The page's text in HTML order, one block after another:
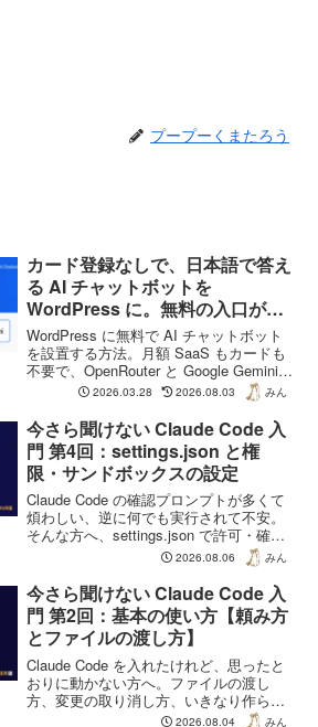
プープーくまたろう
カード登録なしで、日本語で答え
る AI チャットボットを
WordPress に。無料の入口が二
つになった話
WordPress に無料で AI チャットボット
を設置する方法。月額 SaaS もカードも
不要で、OpenRouter と Google Gemini
の二つの無料枠から選べます。日本語の
自然さで選ぶなら Gemini。実際に両方を
動かした記録と、無料枠のデータの扱い
まで正直に書きました。
2026.03.28 2026.08.03 みん
今さら聞けない Claude Code 入
門 第4回：settings.json と権
限・サンドボックスの設定
Claude Code の確認プロンプトが多くて
煩わしい、逆に何でも実行されて不安。
そんな方へ、settings.json で許可・確
認・禁止を振り分ける方法と、サンドボ
ックスの使い方を解説します。2026年8
月時点の情報です。
2026.08.06 みん
今さら聞けない Claude Code 入
門 第2回：基本の使い方【頼み方
とファイルの渡し方】
Claude Code を入れたけれど、思ったと
おりに動かない方へ。ファイルの渡し
方、変更の取り消し方、いきなり作らせ
ないためのプランモード、Escキーの3段
2026.08.04 みん